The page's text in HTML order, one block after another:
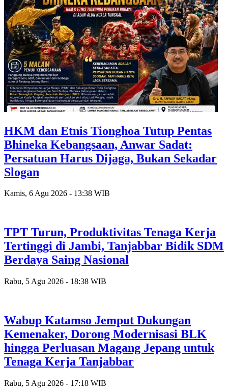
HKM dan Etnis Tionghoa Tutup Pentas
Bhineka Kebangsaan, Anwar Sadat:
Persatuan Harus Dijaga, Bukan Sekadar
Slogan
Kamis, 6 Agu 2026 - 13:38 WIB
TPT Turun, Produktivitas Tenaga Kerja
Tertinggi di Jambi, Tanjabbar Bidik SDM
Berdaya Saing Nasional
Rabu, 5 Agu 2026 - 18:38 WIB
Wabup Katamso Jemput Dukungan
Kemenaker, Dorong Modernisasi BLK
hingga Perluasan Magang Jepang untuk
Tenaga Kerja Tanjabbar
Rabu, 5 Agu 2026 - 17:18 WIB